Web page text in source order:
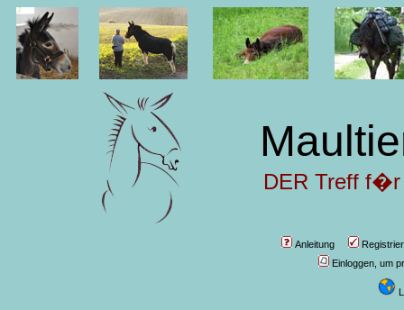
DER Treff f�r
Anleitung
Einloggen, um